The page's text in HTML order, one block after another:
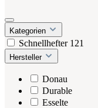
Kategorien
Schnellhefter 121
Hersteller
Donau
Durable
Esselte